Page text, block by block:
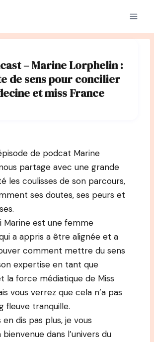
– Marine Lorphelin :
de sens pour concilier
et miss France
de podcat Marine
partage avec une grande
les coulisses de son parcours,
ses doutes, ses peurs et
Marine est une femme
a appris a être alignée et a
comment mettre du sens
expertise en tant que
la force médiatique de Miss
vous verrez que cela n’a pas
fleuve tranquille.
en dis pas plus, je vous
bienvenue dans l’univers du